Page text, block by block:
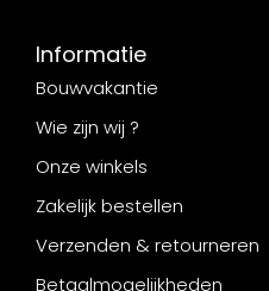
Informatie
Bouwvakantie
Wie zijn wij ?
Onze winkels
Zakelijk bestellen
Verzenden & retourneren
Betaalmogelijkheden